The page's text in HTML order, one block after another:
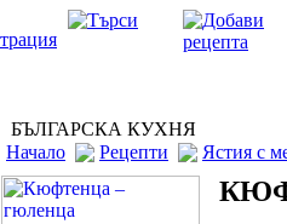
БЪЛГАРСКА КУХНЯ
Начало
Рецепти Ястия с